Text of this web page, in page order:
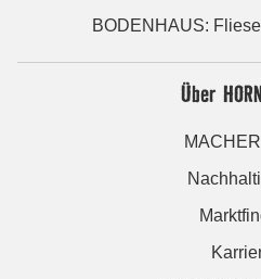
BODENHAUS:
Über